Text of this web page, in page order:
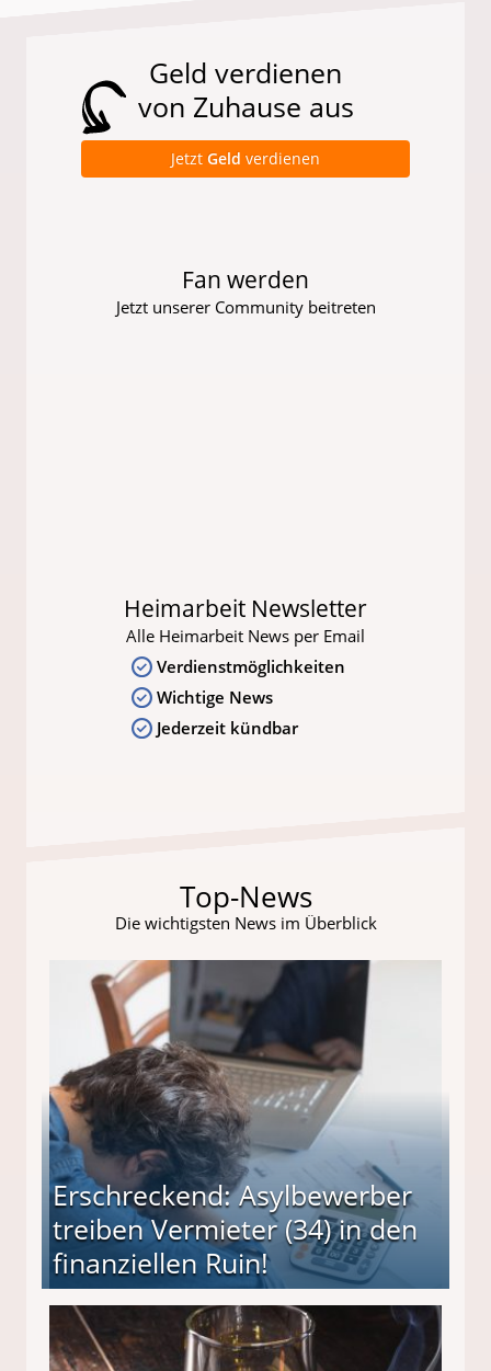
Geld verdienen
von Zuhause aus
Jetzt Geld verdienen
Fan werden
Jetzt unserer Community beitreten
Heimarbeit Newsletter
Alle Heimarbeit News per Email
Verdienstmöglichkeiten
Wichtige News
Jederzeit kündbar
Top-News
Die wichtigsten News im Überblick
Erschreckend: Asylbewerber
treiben Vermieter (34) in den
finanziellen Ruin!
(34) in den finanziellen Ruin!